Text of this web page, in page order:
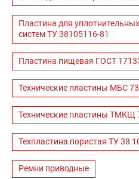
Пластина для
систем ТУ 38105116-81
Пластина пищевая ГОСТ
Технические пластины МБС
Технические пластины ТМКЩ
Техпластина пористая ТУ 38
Ремни приводные